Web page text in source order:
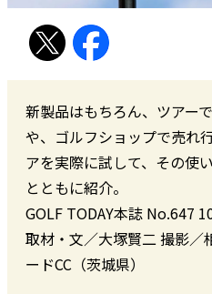
新製品はもちろん、ツアー
や、ゴルフショップで売れ
アを実際に試して、その使
とともに紹介。
GOLF TODAY本誌 No.647
取材・文／大塚賢二 撮影
ードCC（茨城県）